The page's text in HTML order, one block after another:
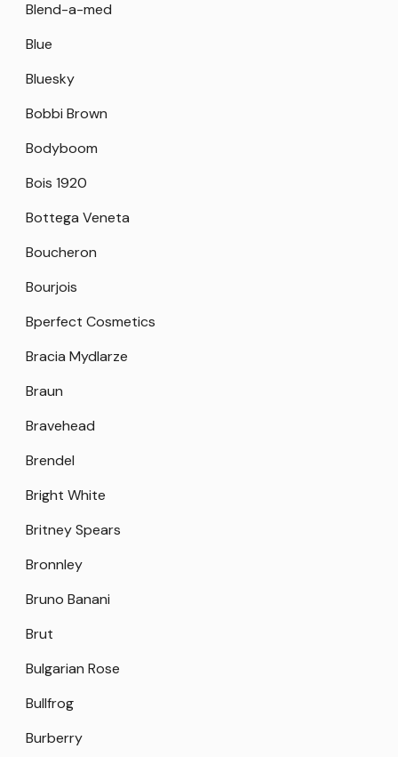
Blend-a-med
Blue
Bluesky
Bobbi Brown
Bodyboom
Bois 1920
Bottega Veneta
Boucheron
Bourjois
Bperfect Cosmetics
Bracia Mydlarze
Braun
Bravehead
Brendel
Bright White
Britney Spears
Bronnley
Bruno Banani
Brut
Bulgarian Rose
Bullfrog
Burberry